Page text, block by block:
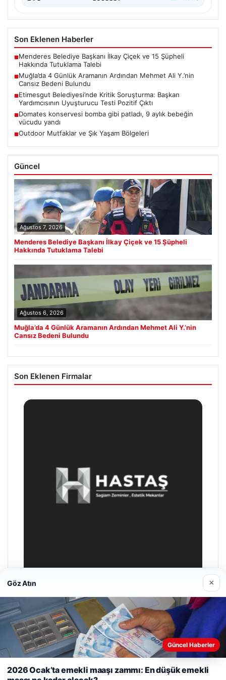
Son Eklenen Haberler
■Menderes Belediye Başkanı İlkay Çiçek ve 15 Şüpheli
Hakkında Tutuklama Talebi
■Muğla’da 4 Günlük Aramanın Ardından Mehmet Ali Y.’nin
Cansız Bedeni Bulundu
■Etimesgut Belediyesi’nde Kritik Soruşturma: Başkan
Yardımcısının Uyuşturucu Testi Pozitif Çıktı
■Domates konservesi bomba gibi patladı, 9 aylık bebeğin
vücudu yandı
■Outdoor Mutfaklar ve Şık Yaşam Bölgeleri
Güncel
Ağustos 7, 2026
Menderes Belediye Başkanı İlkay Çiçek ve 15 Şüpheli
Hakkında Tutuklama Talebi
Ağustos 6, 2026
Muğla’da 4 Günlük Aramanın Ardından Mehmet Ali Y.’nin
Cansız Bedeni Bulundu
Son Eklenen Firmalar
Prenses Night Club
Nisan 29, 2026
Web sitemizi nasıl kullandığınızı daha iyi anlayabilmek,
kullanıyoruz. Çerez Politikamız
Göz Atın ×
Güncel Haberler
2026 Ocak’ta emekli maaşı zammı: En düşük emekli